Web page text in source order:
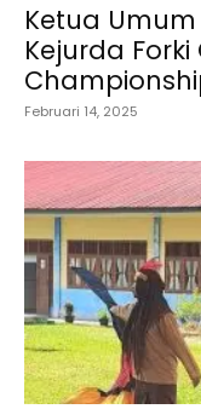
Ketua
Kejurda
Februari 14, 2025